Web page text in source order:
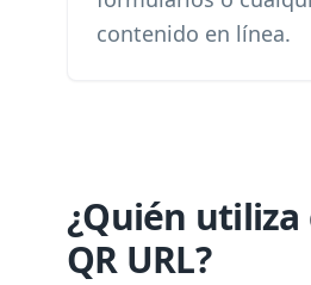
contenido en línea.
¿Quién utiliza
QR URL?